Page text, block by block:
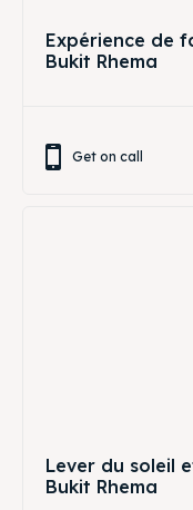
Expérience de
Bukit Rhema
Get on call
Lever du soleil
Bukit Rhema